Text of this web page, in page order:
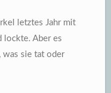
letztes Jahr mit
lockte. Aber es
was sie tat oder